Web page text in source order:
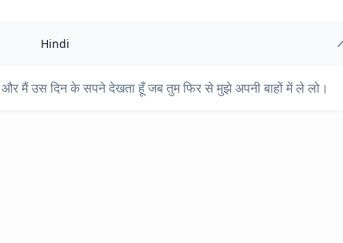
Hindi
और मैं उस दिन के सपने देखता हूँ जब तुम फिर से मुझे अपनी बाहों में ले लो।